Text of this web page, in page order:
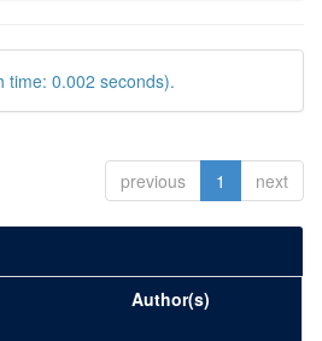
time: 0.002 seconds).
previous 1 next
Author(s)